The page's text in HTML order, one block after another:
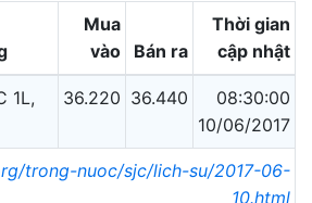
Mua
vào
Bán ra
Thời gian
cập nhật
1L,
36.220 36.440
08:30:00
10/06/2017
trong-nuoc/sjc/lich-su/2017-06-
10.html